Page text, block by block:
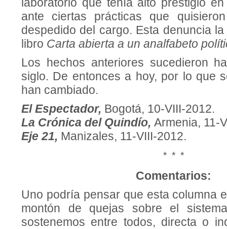
laboratorio que tenía alto prestigio
ante ciertas prácticas que
despedido del cargo. Esta denuncia
libro Carta abierta a un analfabeto
Los hechos anteriores sucedieron
siglo. De entonces a hoy, por lo que
han cambiado.
El Espectador, Bogotá, 10-VIII-2012.
La Crónica del Quindío, Armenia, 11-
Eje 21, Manizales, 11-VIII-2012.
* * *
Comentarios:
Uno podría pensar que esta columna
montón de quejas sobre el
sostenemos entre todos, directa o